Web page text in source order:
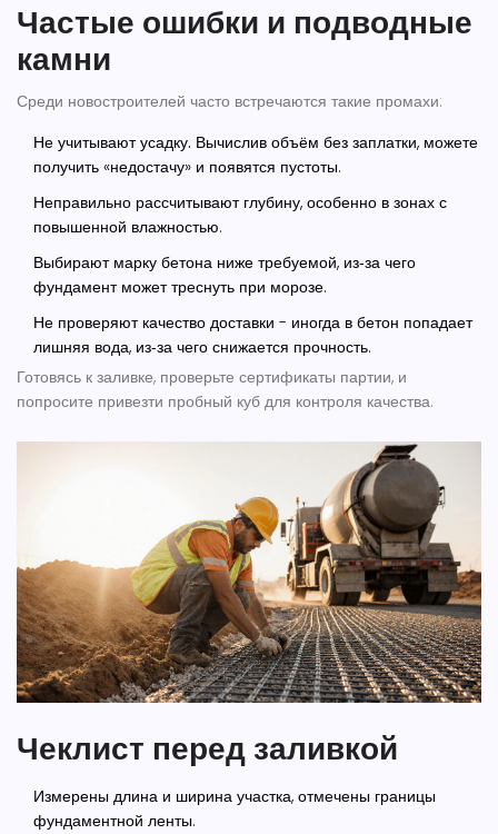
Частые ошибки и подводные
камни
Среди новостроителей часто встречаются такие промахи:
Не учитывают усадку. Вычислив объём без заплатки, можете
получить «недостачу» и появятся пустоты.
Неправильно рассчитывают глубину, особенно в зонах с
повышенной влажностью.
Выбирают марку бетона ниже требуемой, из‑за чего
фундамент может треснуть при морозе.
Не проверяют качество доставки - иногда в бетон попадает
лишняя вода, из‑за чего снижается прочность.
Готовясь к заливке, проверьте сертификаты партии, и
попросите привезти пробный куб для контроля качества.
Чеклист перед заливкой
Измерены длина и ширина участка, отмечены границы
фундаментной ленты.